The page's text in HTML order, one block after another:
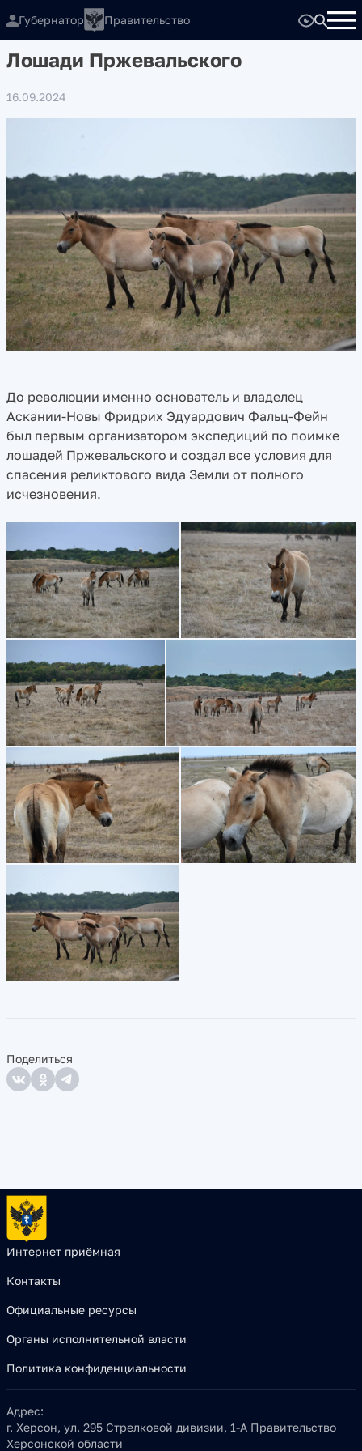
Губернатор Правительство
Лошади Пржевальского
16.09.2024
До революции именно основатель и владелец
Аскании-Новы Фридрих Эдуардович Фальц-Фейн
был первым организатором экспедиций по поимке
лошадей Пржевальского и создал все условия для
спасения реликтового вида Земли от полного
исчезновения.
Поделиться
Интернет приёмная
Контакты
Официальные ресурсы
Органы исполнительной власти
Политика конфиденциальности
Адрес:
г. Херсон, ул. 295 Стрелковой дивизии, 1-А Правительство
Херсонской области